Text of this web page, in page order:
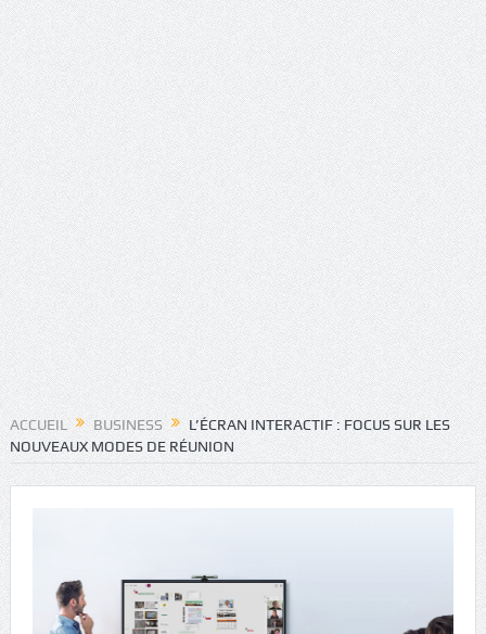
ACCUEIL BUSINESS
L’ÉCRAN INTERACTIF : FOCUS SUR LES
NOUVEAUX MODES DE RÉUNION